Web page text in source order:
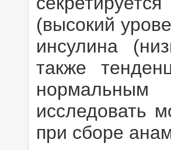
(высокий
инсулина
также
исследовать
при сборе